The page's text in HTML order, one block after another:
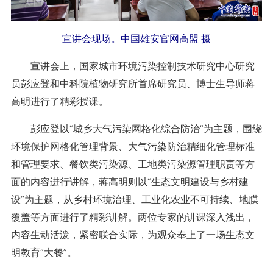
宣讲会现场。中国雄安官网高盟 摄
宣讲会上，国家城市环境污染控制技术研究中心研究
员彭应登和中科院植物研究所首席研究员、博士生导师蒋
高明进行了精彩授课。
彭应登以“城乡大气污染网格化综合防治”为主题，围绕
环境保护网格化管理背景、大气污染防治精细化管理标准
和管理要求、餐饮类污染源、工地类污染源管理职责等方
面的内容进行讲解，蒋高明则以“生态文明建设与乡村建
设”为主题，从乡村环境治理、工业化农业不可持续、地膜
覆盖等方面进行了精彩讲解。两位专家的讲课深入浅出，
内容生动活泼，紧密联合实际，为观众奉上了一场生态文
明教育“大餐”。